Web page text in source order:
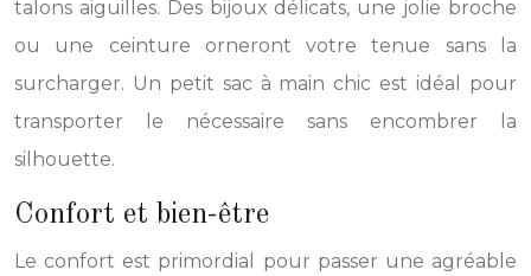
talons aiguilles. Des bijoux délicats, une jolie broche
ou une ceinture orneront votre tenue sans la
surcharger. Un petit sac à main chic est idéal pour
transporter le nécessaire sans encombrer la
silhouette.
Confort et bien-être
Le confort est primordial pour passer une agréable